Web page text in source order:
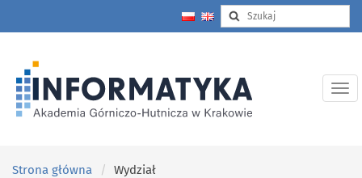
Strona główna Wydział